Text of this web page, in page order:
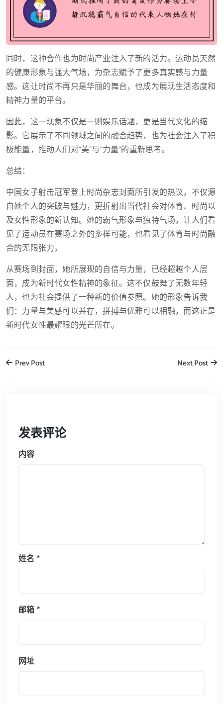
同时，这种合作也为时尚产业注入了新的活力。运动员天然
的健康形象与强大气场，为杂志赋予了更多真实感与力量
感。这让时尚不再只是华丽的舞台，也成为展现生活态度和
精神力量的平台。
因此，这一现象不仅是一则娱乐话题，更是当代文化的缩
影。它展示了不同领域之间的融合趋势，也为社会注入了积
极能量，推动人们对“美”与“力量”的重新思考。
总结：
中国女子射击冠军登上时尚杂志封面所引发的热议，不仅源
自她个人的突破与魅力，更折射出当代社会对体育、时尚以
及女性形象的新认知。她的霸气形象与独特气场，让人们看
见了运动员在赛场之外的多样可能，也看见了体育与时尚融
合的无限张力。
从赛场到封面，她所展现的自信与力量，已经超越个人层
面，成为新时代女性精神的象征。这不仅鼓舞了无数年轻
人，也为社会提供了一种新的价值参照。她的形象告诉我
们：力量与美感可以并存，拼搏与优雅可以相融，而这正是
新时代女性最耀眼的光芒所在。
Prev Post Next Post
发表评论
内容
姓名 *
邮箱*
网址